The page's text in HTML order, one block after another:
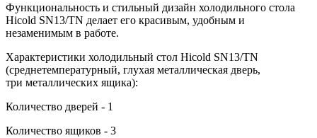
Функциональность и стильный дизайн холодильного стола
Hicold SN13/TN делает его красивым, удобным и
незаменимым в работе.
Характеристики холодильный стол Hicold SN13/TN
(среднетемпературный, глухая металлическая дверь,
три металлических ящика):
Количество дверей - 1
Количество ящиков - 3